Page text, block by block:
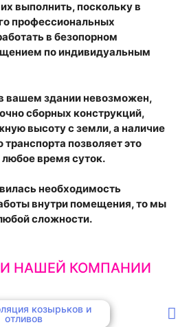
выполнить, поскольку в
профессиональных
в безопорном
по индивидуальным
вашем здании невозможен,
сборных конструкций,
высоту с земли, а наличие
транспорта позволяет это
любое время суток.
необходимость
внутри помещения, то мы
сложности.
НАШЕЙ КОМПАНИИ
козырьков и
отливов